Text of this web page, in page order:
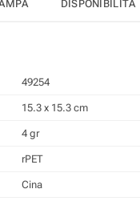
DISPONIBILITÀ
49254
15.3 x 15.3 cm
4 gr
rPET
Cina